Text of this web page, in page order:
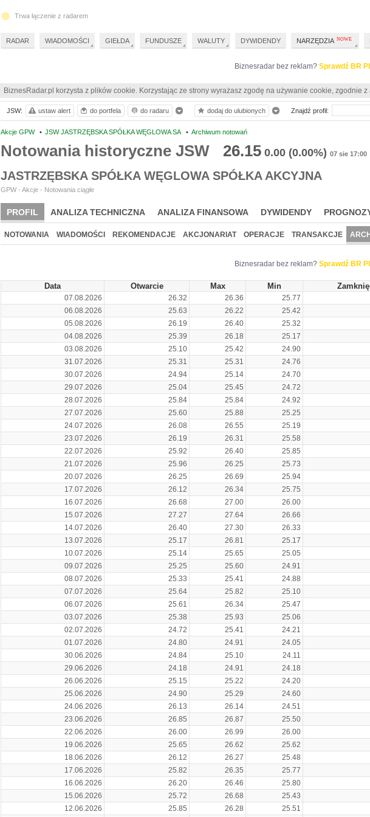
Biznesradar bez reklam? Sprawdź BR
BiznesRadar.pl korzysta z plików cookie. Korzystając ze strony wyrażasz zgodę na używanie cookie, zgodnie
Akcje GPW • JSW JASTRZĘBSKA SPÓŁKA WĘGLOWA SA • Archiwum notowań
Notowania historyczne JSW 26.15 0.00 (0.00%) 07 sie 17:00
JASTRZĘBSKA SPÓŁKA WĘGLOWA SPÓŁKA AKCYJNA
GPW - Akcje - Notowania ciągłe
PROFIL ANALIZA TECHNICZNA ANALIZA FINANSOWA DYWIDENDY
NOTOWANIA WIADOMOŚCI REKOMENDACJE AKCJONARIAT OPERACJE TRANSAKCJE
Biznesradar bez reklam? Sprawdź BR
Data Otwarcie Max Min
07.08.2026 26.32 26.36 25.77
06.08.2026
25.63 26.22 25.42
05.08.2026
26.19 26.40 25.32
04.08.2026
25.39 26.18 25.17
03.08.2026
25.10 25.42 24.90
31.07.2026
25.31 25.31 24.76
30.07.2026
24.94 25.14 24.70
29.07.2026
25.04 25.45 24.72
28.07.2026
25.84 25.84 24.92
27.07.2026
25.60 25.88 25.25
24.07.2026
26.08 26.55 25.19
23.07.2026
26.19 26.31 25.58
22.07.2026
25.92 26.40 25.85
21.07.2026
25.96 26.25 25.73
20.07.2026
26.25 26.69 25.94
17.07.2026
26.12 26.34 25.75
16.07.2026
26.68 27.00 26.00
15.07.2026
27.27 27.64 26.66
14.07.2026
26.40 27.30 26.33
13.07.2026
25.17 26.81 25.17
10.07.2026
25.14 25.65 25.05
09.07.2026
25.25 25.60 24.91
08.07.2026
25.33 25.41 24.88
07.07.2026
25.64 25.82 25.10
06.07.2026
25.61 26.34 25.47
03.07.2026
25.38 25.93 25.06
02.07.2026
24.72 25.41 24.21
01.07.2026
24.80 24.91 24.05
30.06.2026
24.84 25.10 24.11
29.06.2026
24.18 24.91 24.18
26.06.2026
25.15 25.22 24.20
25.06.2026
24.90 25.29 24.60
24.06.2026
26.13 26.14 24.51
23.06.2026
26.85 26.87 25.50
22.06.2026
26.00 26.99 26.00
19.06.2026
25.65 26.62 25.62
18.06.2026
26.12 26.27 25.48
17.06.2026
25.82 26.35 25.77
16.06.2026
26.20 26.46 25.80
15.06.2026
25.72 26.68 25.43
12.06.2026
25.85 26.28 25.51
JSW: ustaw alert do portfela do radaru dodaj do ulubionych Znajdź profil:
5
Trwa łączenie z radarem
RADAR WIADOMOŚCI GIEŁDA FUNDUSZE WALUTY DYWIDENDY NARZĘDZIA